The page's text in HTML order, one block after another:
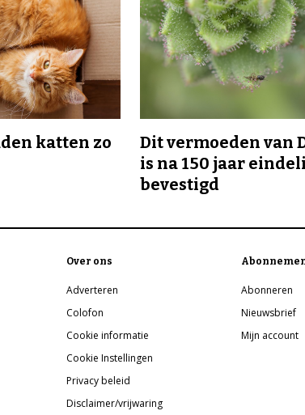
katten zo
Dit vermoeden van
is na 150 jaar
bevestigd
Over ons
Adverteren
Colofon
Cookie informatie
Cookie Instellingen
Privacy beleid
Disclaimer/vrijwaring
Abonneren
Nieuwsbrief
Mijn account